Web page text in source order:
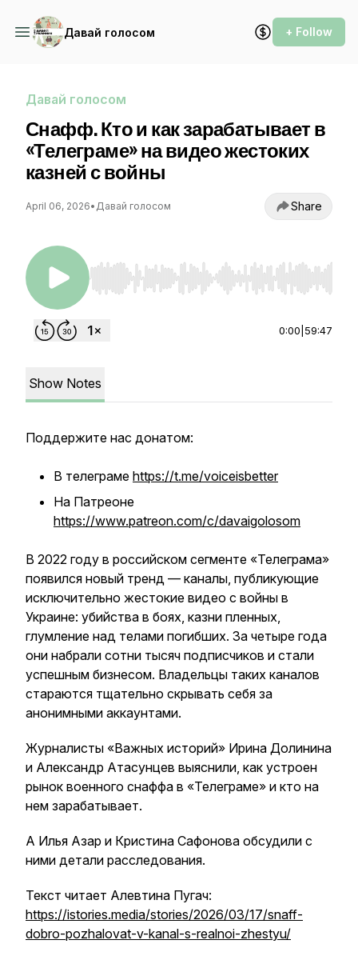
Давай голосом + Follow
Давай голосом
Снафф. Кто и как зарабатывает в
«Телеграме» на видео жестоких
казней с войны
April 06, 2026• Давай голосом Share
Use Left/Right to seek, Home/End to jump to
0:00 59:47
Show Notes
Поддержите нас донатом:
В телеграме https://t.me/voiceisbetter
На Патреоне
https://www.patreon.com/c/davaigolosom
В 2022 году в российском сегменте «Телеграма»
появился новый тренд — каналы, публикующие
исключительно жестокие видео с войны в
Украине: убийства в боях, казни пленных,
глумление над телами погибших. За четыре года
они набрали сотни тысяч подписчиков и стали
успешным бизнесом. Владельцы таких каналов
стараются тщательно скрывать себя за
анонимными аккаунтами.
Журналисты «Важных историй» Ирина Долинина
и Александр Атасунцев выяснили, как устроен
рынок военного снаффа в «Телеграме» и кто на
нем зарабатывает.
А Илья Азар и Кристина Сафонова обсудили с
ними детали расследования.
Текст читает Алевтина Пугач:
https://istories.media/stories/2026/03/17/snaff-
dobro-pozhalovat-v-kanal-s-realnoi-zhestyu/